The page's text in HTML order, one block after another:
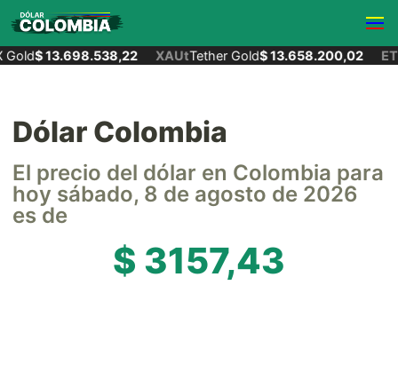
$ 13.698.538,22 XAUtTether Gold$ 13.658.200,02
Dólar Colombia
El precio del dólar en Colombia para
hoy sábado, 8 de agosto de 2026
es de
$ 3157,43